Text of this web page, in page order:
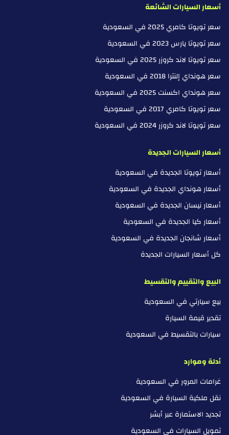
أسعار السيارات الشائعة
سعر تويوتا كامري 2025 في السعودية
سعر تويوتا يارس 2023 في السعودية
سعر تويوتا لاند كروزر 2025 في السعودية
سعر هونداي إلنترا 2018 في السعودية
سعر هونداي اكسنت 2025 في السعودية
سعر تويوتا كامري 2017 في السعودية
سعر تويوتا لاند كروزر 2024 في السعودية
أسعار السيارات الجديدة
أسعار تويوتا الجديدة في السعودية
أسعار هونداي الجديدة في السعودية
أسعار نيسان الجديدة في السعودية
أسعار كيا الجديدة في السعودية
أسعار شانجان الجديدة في السعودية
كل أسعار السيارات الجديدة
البيع والتقييم والتقسيط
بيع سيارتي في السعودية
تقدير قيمة السيارة
سيارات بالتقسيط في السعودية
أدلة وموارد
غرامات المرور في السعودية
نقل ملكية السيارة في السعودية
تجديد الاستمارة عبر أبشر
تمويل السيارات في السعودية